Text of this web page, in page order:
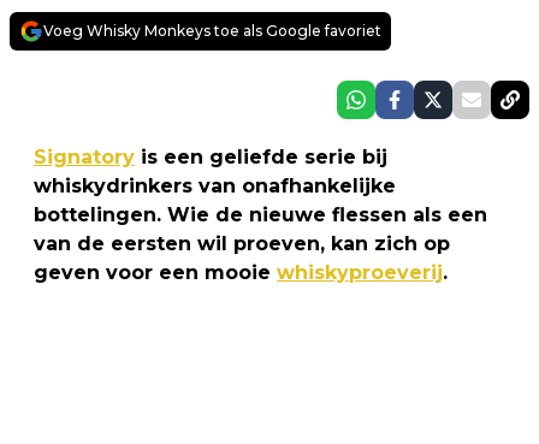
Voeg Whisky Monkeys toe als Google favoriet
Signatory is een geliefde serie bij
whiskydrinkers van onafhankelijke
bottelingen. Wie de nieuwe flessen als een
van de eersten wil proeven, kan zich op
geven voor een mooie whiskyproeverij.